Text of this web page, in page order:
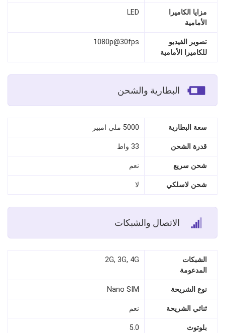
مزايا الكاميرا
الأمامية
LED
تصوير الفيديو
للكاميرا الأمامية
1080p@30fps
البطارية والشحن
سعة البطارية 5000 ملي امبير
قدرة الشحن 33 واط
شحن سريع نعم
شحن لاسلكي لا
الاتصال والشبكات
الشبكات
المدعومة
2G, 3G, 4G
نوع الشريحة Nano SIM
ثنائي الشريحة نعم
بلوتوث 5.0